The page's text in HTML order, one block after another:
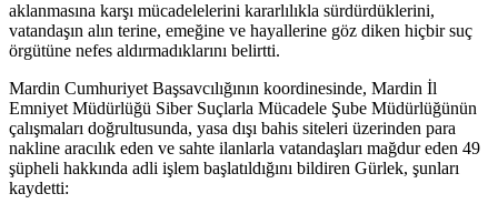
aklanmasına karşı mücadelelerini kararlılıkla sürdürdüklerini,
vatandaşın alın terine, emeğine ve hayallerine göz diken hiçbir suç
örgütüne nefes aldırmadıklarını belirtti.
Mardin Cumhuriyet Başsavcılığının koordinesinde, Mardin İl
Emniyet Müdürlüğü Siber Suçlarla Mücadele Şube Müdürlüğünün
çalışmaları doğrultusunda, yasa dışı bahis siteleri üzerinden para
nakline aracılık eden ve sahte ilanlarla vatandaşları mağdur eden 49
şüpheli hakkında adli işlem başlatıldığını bildiren Gürlek, şunları
kaydetti: